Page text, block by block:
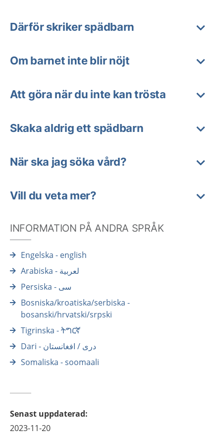
Därför skriker spädbarn
Om barnet inte blir nöjt
Att göra när du inte kan trösta
Skaka aldrig ett spädbarn
När ska jag söka vård?
Vill du veta mer?
INFORMATION PÅ ANDRA SPRÅK
Engelska - english
Arabiska - لعربية
Persiska - سی
Bosniska/kroatiska/serbiska -
bosanski/hrvatski/srpski
Tigrinska - ትግርኛ
Dari - درى / افغانستان
Somaliska - soomaali
Senast uppdaterad:
2023-11-20